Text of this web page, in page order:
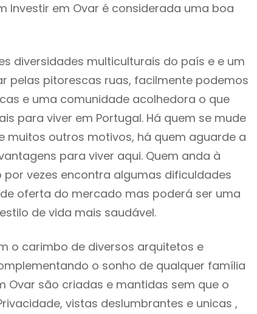
Investir em Ovar é considerada uma boa
diversidades multiculturais do país e e um
pelas pitorescas ruas, facilmente podemos
e uma comunidade acolhedora o que
para viver em Portugal. Há quem se mude
muitos outros motivos, há quem aguarde a
para viver aqui. Quem anda à
vezes encontra algumas dificuldades
oferta do mercado mas poderá ser uma
de vida mais saudável.
o carimbo de diversos arquitetos e
o sonho de qualquer família
Ovar são criadas e mantidas sem que o
vistas deslumbrantes e unicas ,